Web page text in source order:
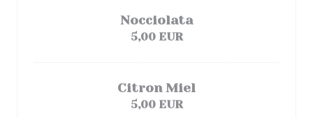
Nocciolata
5,00 EUR
Citron Miel
5,00 EUR